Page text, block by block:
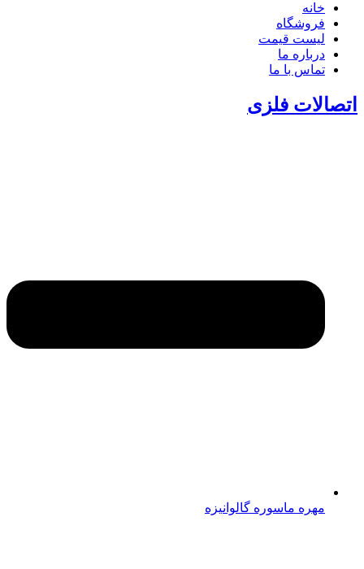
خانه
فروشگاه
لیست قیمت
درباره ما
تماس با ما
اتصالات فلزی
مهره ماسوره گالوانیزه